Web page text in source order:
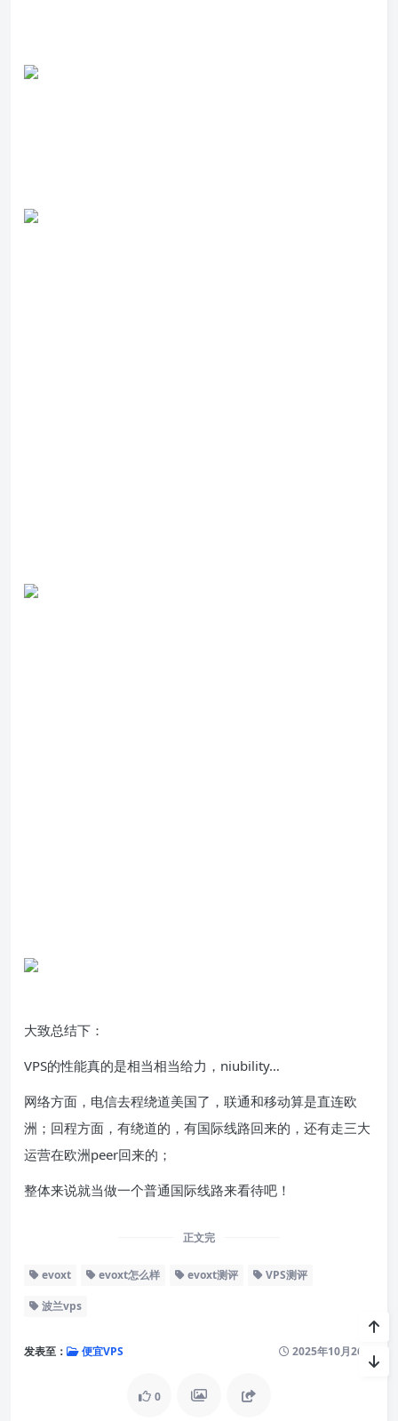
大致总结下：
VPS的性能真的是相当相当给力，niubility…
网络方面，电信去程绕道美国了，联通和移动算是直连欧
洲；回程方面，有绕道的，有国际线路回来的，还有走三大
运营在欧洲peer回来的；
整体来说就当做一个普通国际线路来看待吧！
正文完
evoxt evoxt怎么样 evoxt测评 VPS测评
波兰vps
发表至： 便宜VPS 2025年10月26日
0